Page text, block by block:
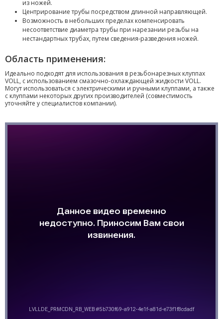
из ножей.
Центрирование трубы посредством длинной направляющей.
Возможность в небольших пределах компенсировать
несоответствие диаметра трубы при нарезании резьбы на
нестандартных трубах, путем сведения-разведения ножей.
Область применения:
Идеально подходят для использования в резьбонарезных клуппах
VOLL, с использованием смазочно-охлаждающей жидкости VOLL.
Могут использоваться с электрическими и ручными клуппами, а также
с клуппами некоторых других производителей (совместимость
уточняйте у специалистов компании).